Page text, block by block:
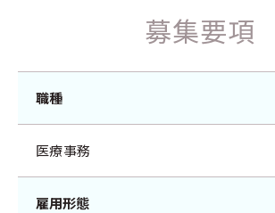
募集要項
職種
医療事務
雇用形態